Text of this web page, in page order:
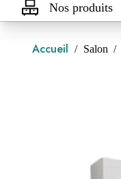
Nos produits
Accueil Salon